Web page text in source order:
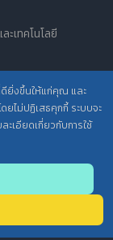
ดียิ่งขึ้นให้แก่คุณ และ
ไม่ปฏิเสธคุกกี้ ระบบจะ
เอียดเกี่ยวกับการใช้
เทคโนโลยี
วศ. /
ริการสารสนเทศ
to top